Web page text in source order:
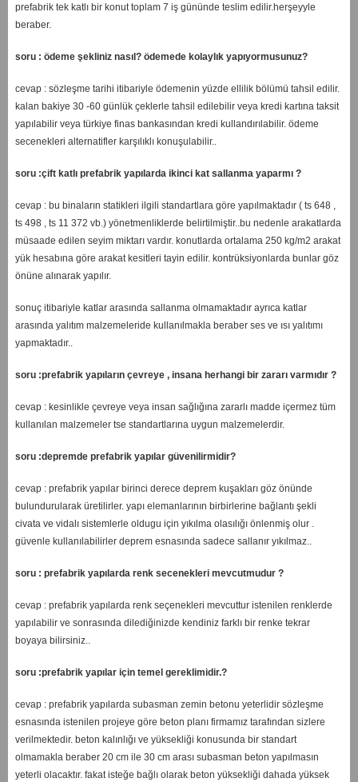
prefabrik tek katlı bir konut toplam 7 iş gününde teslim edilir.herşeyyle
beraber.
soru : ödeme şekliniz nasıl? ödemede kolaylık yapıyormusunuz?
cevap : sözleşme tarihi itibariyle ödemenin yüzde ellilik bölümü tahsil edilir.
kalan bakiye 30 -60 günlük çeklerle tahsil edilebilir veya kredi kartına taksit
yapılabilir veya türkiye finas bankasından kredi kullandırılabilir. ödeme
secenekleri alternatifler karşılıklı konuşulabilir..
soru :çift katlı prefabrik yapılarda ikinci kat sallanma yaparmı ?
cevap : bu binaların statikleri ilgili standartlara göre yapılmaktadır ( ts 648 ,
ts 498 , ts 11 372 vb.) yönetmenliklerde belirtilmiştir..bu nedenle arakatlarda
müsaade edilen seyim miktarı vardır. konutlarda ortalama 250 kg/m2 arakat
yük hesabına göre arakat kesitleri tayin edilir. kontrüksiyonlarda bunlar göz
önüne alınarak yapılır.
sonuç itibariyle katlar arasında sallanma olmamaktadır ayrıca katlar
arasında yalıtım malzemeleride kullanılmakla beraber ses ve ısı yalıtımı
yapmaktadır..
soru :prefabrik yapıların çevreye , insana herhangi bir zararı varmıdır ?
cevap : kesinlikle çevreye veya insan sağlığına zararlı madde içermez tüm
kullanılan malzemeler tse standartlarına uygun malzemelerdir.
soru :depremde prefabrik yapılar güvenilirmidir?
cevap : prefabrik yapılar birinci derece deprem kuşakları göz önünde
bulundurularak üretilirler. yapı elemanlarının birbirlerine bağlantı şekli
civata ve vidalı sistemlerle oldugu için yıkılma olasılığı önlenmiş olur .
güvenle kullanılabilirler deprem esnasında sadece sallanır yıkılmaz..
soru : prefabrik yapılarda renk secenekleri mevcutmudur ?
cevap : prefabrik yapılarda renk seçenekleri mevcuttur istenilen renklerde
yapılabilir ve sonrasında dilediğinizde kendiniz farklı bir renke tekrar
boyaya bilirsiniz..
soru :prefabrik yapılar için temel gereklimidir.?
cevap : prefabrik yapılarda subasman zemin betonu yeterlidir sözleşme
esnasında istenilen projeye göre beton planı firmamız tarafından sizlere
verilmektedir. beton kalınlığı ve yüksekliği konusunda bir standart
olmamakla beraber 20 cm ile 30 cm arası subasman beton yapılmasın
yeterli olacaktır. fakat isteğe bağlı olarak beton yüksekliği dahada yüksek